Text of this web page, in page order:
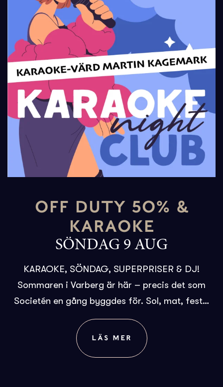
OFF DUTY 50% &
KARAOKE
SÖNDAG 9 AUG
KARAOKE, SÖNDAG, SUPERPRISER & DJ!
Sommaren i Varberg är här – precis det som
Societén en gång byggdes för. Sol, mat, fest…
LÄS MER